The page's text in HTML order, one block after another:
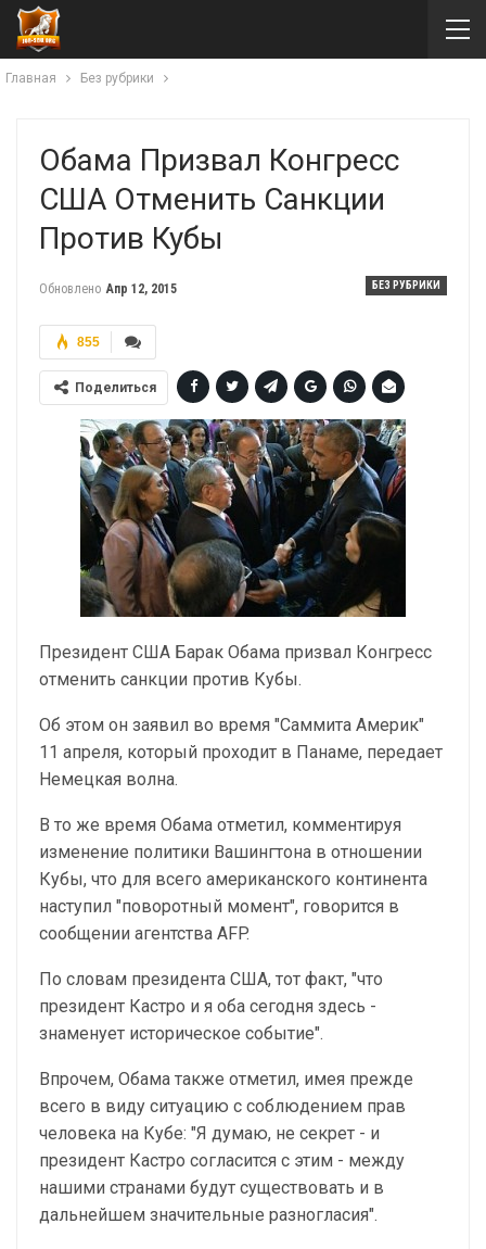
Главная Без рубрики
Обама Призвал Конгресс
США Отменить Санкции
Против Кубы
БЕЗ РУБРИКИ
Обновлено Апр 12, 2015
855
Поделиться
Президент США Барак Обама призвал Конгресс
отменить санкции против Кубы.
Об этом он заявил во время "Саммита Америк"
11 апреля, который проходит в Панаме, передает
Немецкая волна.
В то же время Обама отметил, комментируя
изменение политики Вашингтона в отношении
Кубы, что для всего американского континента
наступил "поворотный момент", говорится в
сообщении агентства AFP.
По словам президента США, тот факт, "что
президент Кастро и я оба сегодня здесь -
знаменует историческое событие".
Впрочем, Обама также отметил, имея прежде
всего в виду ситуацию с соблюдением прав
человека на Кубе: "Я думаю, не секрет - и
президент Кастро согласится с этим - между
нашими странами будут существовать и в
дальнейшем значительные разногласия".